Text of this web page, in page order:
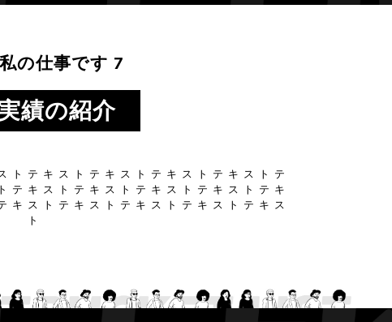
の仕事です 7
績の紹介
ト テ キ ス ト テ キ ス ト テ キ ス ト テ キ ス ト テ
テ キ ス ト テ キ ス ト テ キ ス ト テ キ ス ト テ キ
キ ス ト テ キ ス ト テ キ ス ト テ キ ス ト テ キ ス
ト